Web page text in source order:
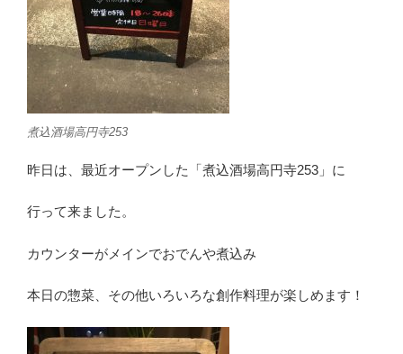
煮込酒場高円寺253
昨日は、最近オープンした「煮込酒場高円寺253」に
行って来ました。
カウンターがメインでおでんや煮込み
本日の惣菜、その他いろいろな創作料理が楽しめます！